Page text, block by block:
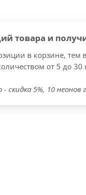
товара и
в корзине, тем
от 5 до 30
скидка 5%, 10 неонов